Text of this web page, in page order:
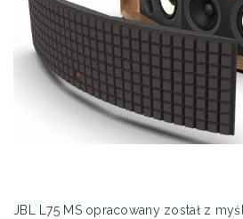
JBL L75 MS opracowany został z